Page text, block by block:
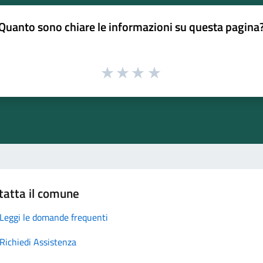
sono chiare le informazioni su questa
il comune
Leggi le domande frequenti
Richiedi Assistenza